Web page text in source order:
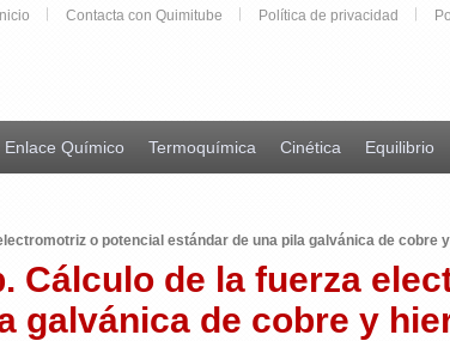
Inicio Contacta con Quimitube Política de privacidad
Enlace Químico Termoquímica Cinética Equilibrio
o potencial estándar de una pila galvánica de cobre
Cálculo de la fuerza
galvánica de cobre y